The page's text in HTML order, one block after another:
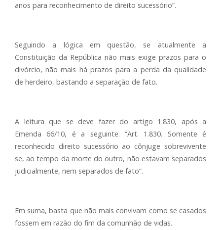
anos para reconhecimento de direito sucessório”.
Seguindo a lógica em questão, se atualmente a
Constituição da República não mais exige prazos para o
divórcio, não mais há prazos para a perda da qualidade
de herdeiro, bastando a separação de fato.
A leitura que se deve fazer do artigo 1.830, após a
Emenda 66/10, é a seguinte: “Art. 1.830. Somente é
reconhecido direito sucessório ao cônjuge sobrevivente
se, ao tempo da morte do outro, não estavam separados
judicialmente, nem separados de fato”.
Em suma, basta que não mais convivam como se casados
fossem em razão do fim da comunhão de vidas.